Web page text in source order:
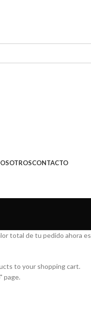
CONTACTO
total de tu pedido ahora
to your shopping cart.
page.